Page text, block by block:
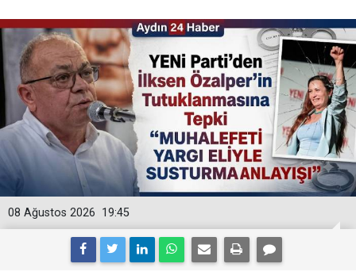
19:45
08 Ağustos 2026